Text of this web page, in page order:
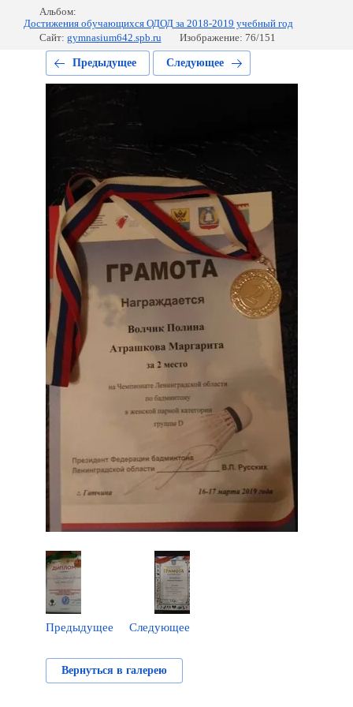
Альбом:
Достижения обучающихся ОДОД за 2018-2019 учебный год
Сайт: gymnasium642.spb.ru Изображение: 76/151
Предыдущее Следующее
Предыдущее Следующее
Вернуться в галерею